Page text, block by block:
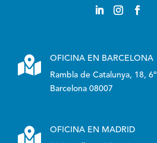

OFICINA EN BARCELONA
Rambla de Catalunya, 18, 6º
Barcelona 08007

OFICINA EN MADRID